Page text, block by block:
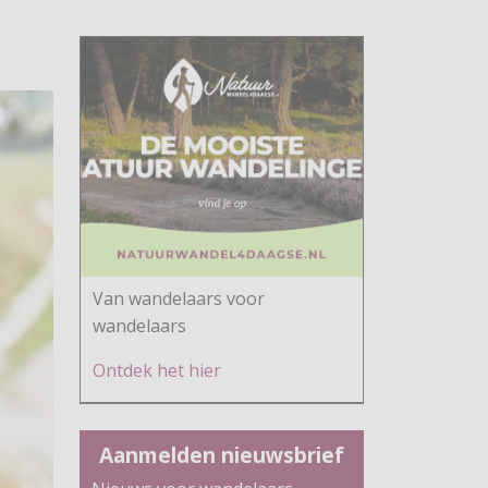
Van wandelaars voor
wandelaars
Ontdek het hier
Aanmelden nieuwsbrief